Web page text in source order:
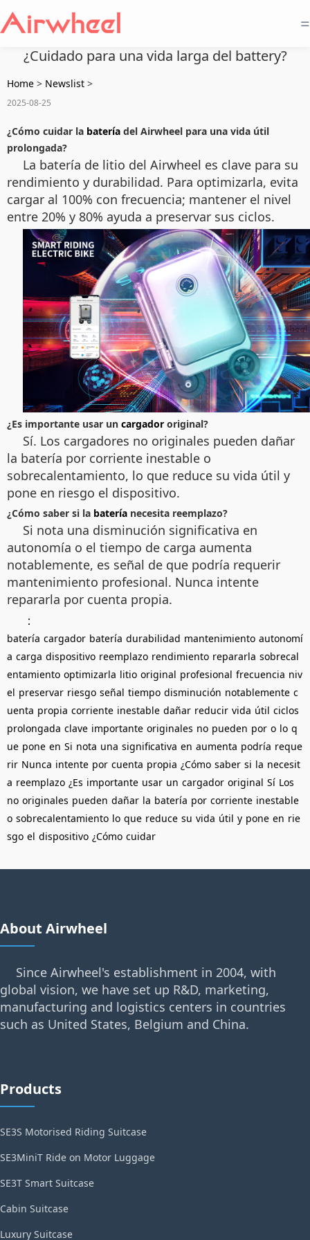
=
¿Cuidado para una vida larga del battery?
Home > Newslist >
2025-08-25
¿Cómo cuidar la batería del Airwheel para una vida útil
prolongada?
La batería de litio del Airwheel es clave para su
rendimiento y durabilidad. Para optimizarla, evita
cargar al 100% con frecuencia; mantener el nivel
entre 20% y 80% ayuda a preservar sus ciclos.
¿Es importante usar un cargador original?
Sí. Los cargadores no originales pueden dañar
la batería por corriente inestable o
sobrecalentamiento, lo que reduce su vida útil y
pone en riesgo el dispositivo.
¿Cómo saber si la batería necesita reemplazo?
Si nota una disminución significativa en
autonomía o el tiempo de carga aumenta
notablemente, es señal de que podría requerir
mantenimiento profesional. Nunca intente
repararla por cuenta propia.
：
batería cargador batería durabilidad mantenimiento autonomí
a carga dispositivo reemplazo rendimiento repararla sobrecal
entamiento optimizarla litio original profesional frecuencia niv
el preservar riesgo señal tiempo disminución notablemente c
uenta propia corriente inestable dañar reducir vida útil ciclos
prolongada clave importante originales no pueden por o lo q
ue pone en Si nota una significativa en aumenta podría reque
rir Nunca intente por cuenta propia ¿Cómo saber si la necesit
a reemplazo ¿Es importante usar un cargador original Sí Los
no originales pueden dañar la batería por corriente inestable
o sobrecalentamiento lo que reduce su vida útil y pone en rie
sgo el dispositivo ¿Cómo cuidar
About Airwheel
Since Airwheel's establishment in 2004, with
global vision, we have set up R&D, marketing,
manufacturing and logistics centers in countries
such as United States, Belgium and China.
Products
SE3S Motorised Riding Suitcase
SE3MiniT Ride on Motor Luggage
SE3T Smart Suitcase
Cabin Suitcase
Luxury Suitcase